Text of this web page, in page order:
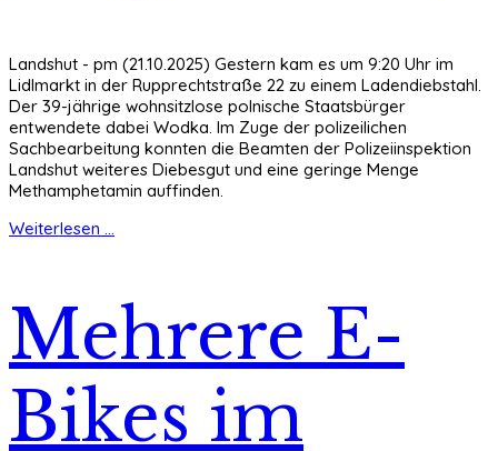
Landshut - pm (21.10.2025) Gestern kam es um 9:20 Uhr im
Lidlmarkt in der Rupprechtstraße 22 zu einem Ladendiebstahl.
Der 39-jährige wohnsitzlose polnische Staatsbürger
entwendete dabei Wodka. Im Zuge der polizeilichen
Sachbearbeitung konnten die Beamten der Polizeiinspektion
Landshut weiteres Diebesgut und eine geringe Menge
Methamphetamin auffinden.
Weiterlesen ...
Mehrere E-
Bikes im